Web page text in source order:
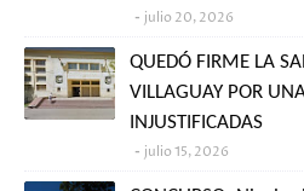
julio 20, 2026
QUEDÓ FIRME LA
VILLAGUAY POR
INJUSTIFICADAS
julio 15, 2026